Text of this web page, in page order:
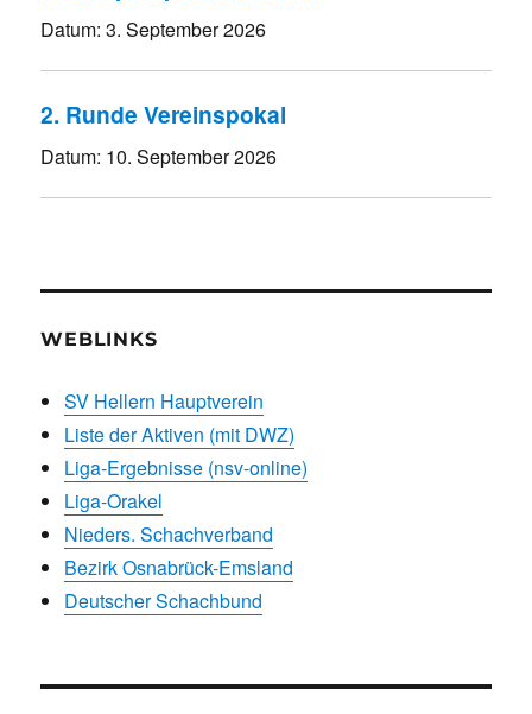
Datum:3. September 2026
2. Runde Vereinspokal
Datum: 10. September 2026
WEBLINKS
SV Hellern Hauptverein
Liste der Aktiven (mit DWZ)
Liga-Ergebnisse (nsv-online)
Liga-Orakel
Nieders. Schachverband
Bezirk Osnabrück-Emsland
Deutscher Schachbund